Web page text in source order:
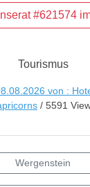
Tourismus
von :
/ 5591